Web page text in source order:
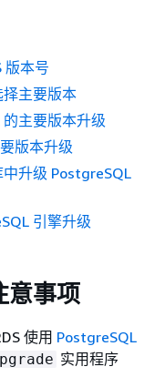
版本号
主要版本
主要版本升级
版本升级
升级 PostgreSQL
引擎升级
意事项
使用 PostgreSQL
实用程序